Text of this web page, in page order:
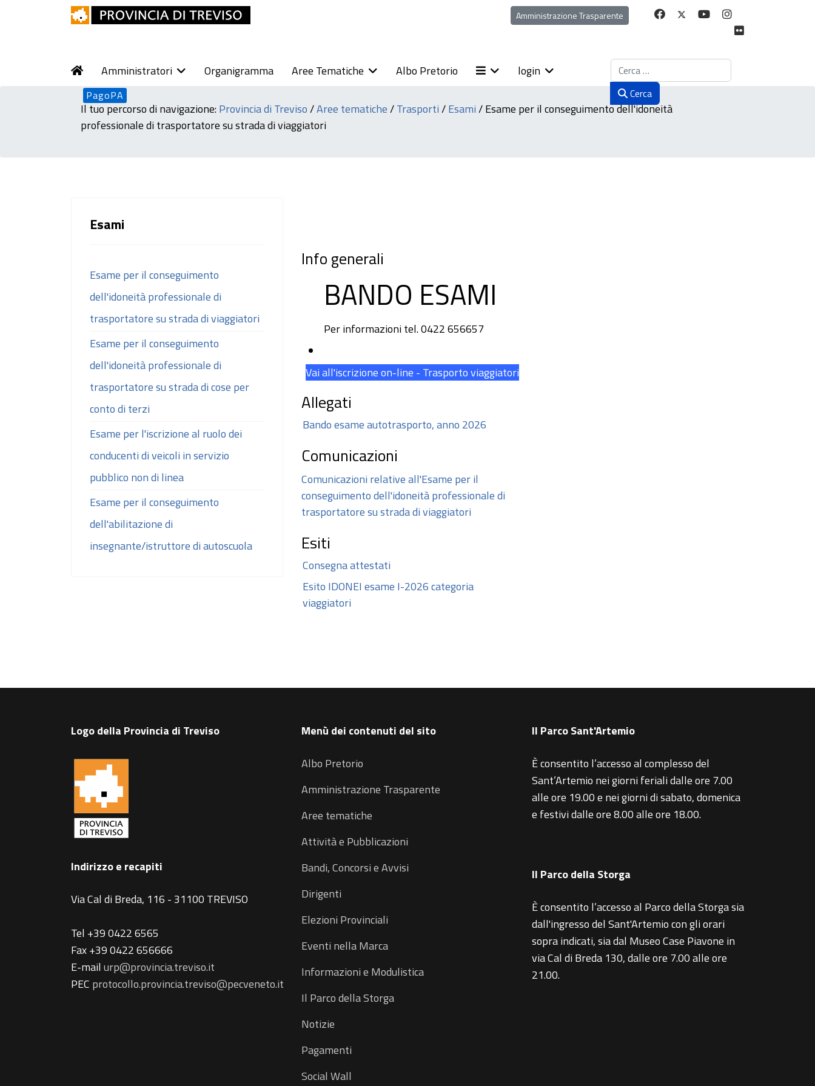
Amministrazione Trasparente
Amministratori Organigramma Aree Tematiche Albo Pretorio login
PagoPA
Cerca
Cerca
Il tuo percorso di navigazione:Provincia di Treviso/Aree tematiche/Trasporti/Esami/Esame per il conseguimento dell'idoneità
professionale di trasportatore su strada di viaggiatori
Esami
Esame per il conseguimento
dell'idoneità professionale di
trasportatore su strada di viaggiatori
Esame per il conseguimento
dell'idoneità professionale di
trasportatore su strada di cose per
conto di terzi
Esame per l'iscrizione al ruolo dei
conducenti di veicoli in servizio
pubblico non di linea
Esame per il conseguimento
dell'abilitazione di
insegnante/istruttore di autoscuola
Info generali
BANDO ESAMI
Per informazioni tel. 0422 656657
Vai all'iscrizione on-line - Trasporto viaggiatori
Allegati
Bando esame autotrasporto, anno 2026
Comunicazioni
Comunicazioni relative all'Esame per il
conseguimento dell'idoneità professionale di
trasportatore su strada di viaggiatori
Esiti
Consegna attestati
Esito IDONEI esame I-2026 categoria
viaggiatori
Logo della Provincia di Treviso
Indirizzo e recapiti
Via Cal di Breda, 116 - 31100 TREVISO
Tel +39 0422 6565
Fax +39 0422 656666
E-mailurp@provincia.treviso.it
PEC protocollo.provincia.treviso@pecveneto.it
Menù dei contenuti del sito
Albo Pretorio
Amministrazione Trasparente
Aree tematiche
Attività e Pubblicazioni
Bandi, Concorsi e Avvisi
Dirigenti
Elezioni Provinciali
Eventi nella Marca
Informazioni e Modulistica
Il Parco della Storga
Notizie
Pagamenti
Social Wall
Il Parco Sant'Artemio
È consentito l’accesso al complesso del
Sant’Artemio nei giorni feriali dalle ore 7.00
alle ore 19.00 e nei giorni di sabato, domenica
e festivi dalle ore 8.00 alle ore 18.00.
Il Parco della Storga
È consentito l’accesso al Parco della Storga sia
dall'ingresso del Sant'Artemio con gli orari
sopra indicati, sia dal Museo Case Piavone in
via Cal di Breda 130, dalle ore 7.00 alle ore
21.00.